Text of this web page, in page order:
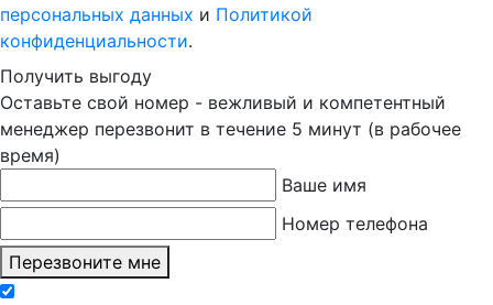
персональных данных и Политикой
конфиденциальности.
Получить выгоду
Оставьте свой номер - вежливый и компетентный
менеджер перезвонит в течение 5 минут (в рабочее
время)
Ваше имя
Номер телефона
Перезвоните мне